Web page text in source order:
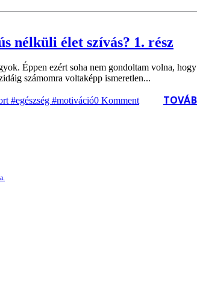
nélküli élet szívás? 1. rész
Éppen ezért soha nem gondoltam volna,
számomra voltaképp ismeretlen...
#egészség #motiváció0 Komment